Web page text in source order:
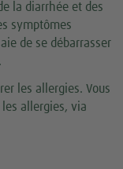
la diarrhée et des
symptômes
de se débarrasser
les allergies. Vous
allergies, via